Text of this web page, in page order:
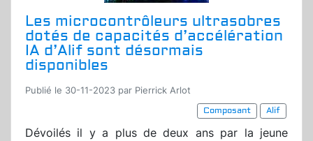
Les microcontrôleurs ultrasobres
dotés de capacités d’accélération
IA d’Alif sont désormais
disponibles
Publié le 30-11-2023 par Pierrick Arlot
Composant
Alif
Dévoilés il y a plus de deux ans par la jeune